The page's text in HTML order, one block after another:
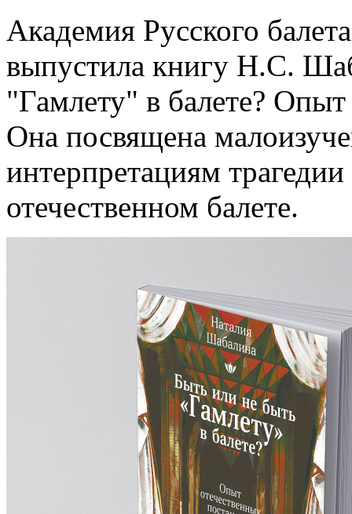
Академия Русского
выпустила книгу Н.С.
"Гамлету" в балете?
Она посвящена
интерпретациям
отечественном балете.